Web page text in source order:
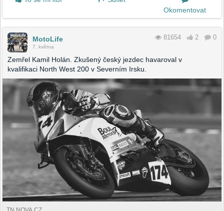
Okomentovat
MotoLife
7. května
81654 2 0
Zemřel Kamil Holán. Zkušený český jezdec havaroval v
kvalifikaci North West 200 v Severním Irsku.